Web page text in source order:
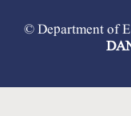
© Department of